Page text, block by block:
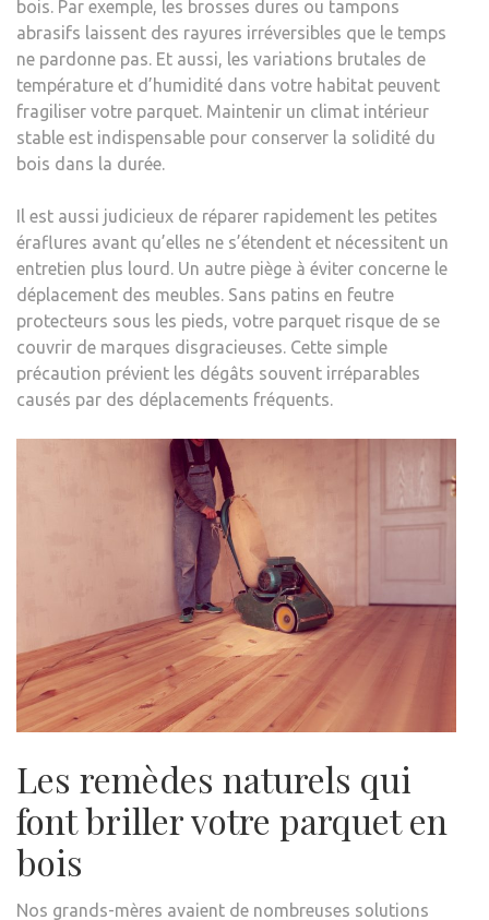
bois. Par exemple, les brosses dures ou tampons
abrasifs laissent des rayures irréversibles que le temps
ne pardonne pas. Et aussi, les variations brutales de
température et d’humidité dans votre habitat peuvent
fragiliser votre parquet. Maintenir un climat intérieur
stable est indispensable pour conserver la solidité du
bois dans la durée.
Il est aussi judicieux de réparer rapidement les petites
éraflures avant qu’elles ne s’étendent et nécessitent un
entretien plus lourd. Un autre piège à éviter concerne le
déplacement des meubles. Sans patins en feutre
protecteurs sous les pieds, votre parquet risque de se
couvrir de marques disgracieuses. Cette simple
précaution prévient les dégâts souvent irréparables
causés par des déplacements fréquents.
Les remèdes naturels qui
font briller votre parquet en
bois
Nos grands-mères avaient de nombreuses solutions